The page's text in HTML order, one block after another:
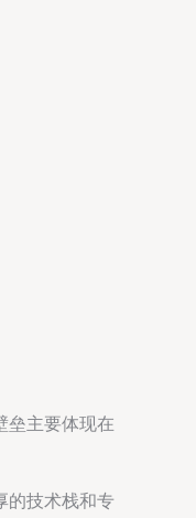
垒主要体现在
的技术栈和专